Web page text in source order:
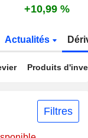
+10,99 %
Actualités
Produits
Filtres